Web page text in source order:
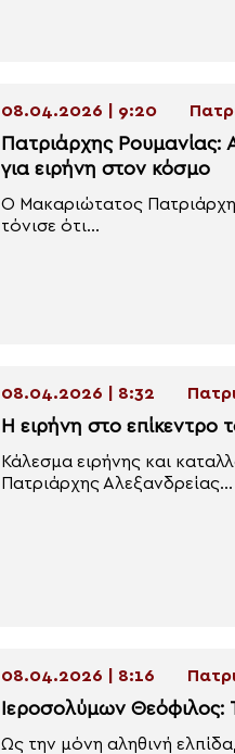
08.04.2026 | 9:20
Πατριάρχης
για ειρήνη στον κόσμο
Ο Μακαριώτατος
τόνισε ότι...
08.04.2026 | 8:32
Η ειρήνη στο επίκεντρο
Κάλεσμα ειρήνης και
Πατριάρχης Αλεξανδρείας...
08.04.2026 | 8:16
Ιεροσολύμων
Ως την μόνη αληθινή